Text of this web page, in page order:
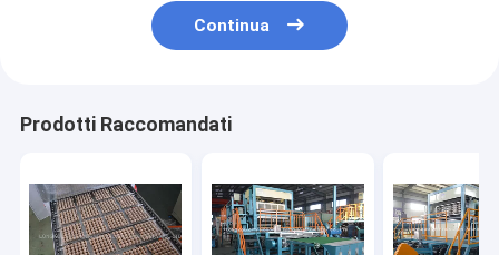
Continua
Prodotti Raccomandati